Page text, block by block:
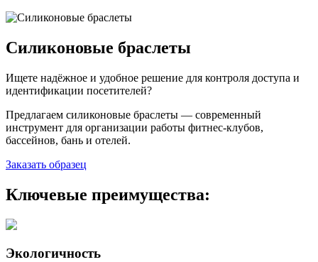
Силиконовые браслеты
Ищете надёжное и удобное решение для контроля доступа и
идентификации посетителей?
Предлагаем силиконовые браслеты — cовременный
инструмент для организации работы фитнес‑клубов,
бассейнов, бань и отелей.
Заказать образец
Ключевые преимущества:
Экологичность